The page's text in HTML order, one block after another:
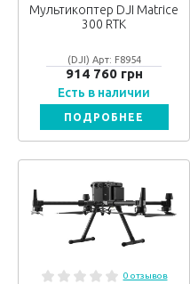
Мультикоптер DJI Matrice
300 RTK
(DJI) Арт: F8954
914 760 грн
Есть в наличии
ПОДРОБНЕЕ
0 отзывов